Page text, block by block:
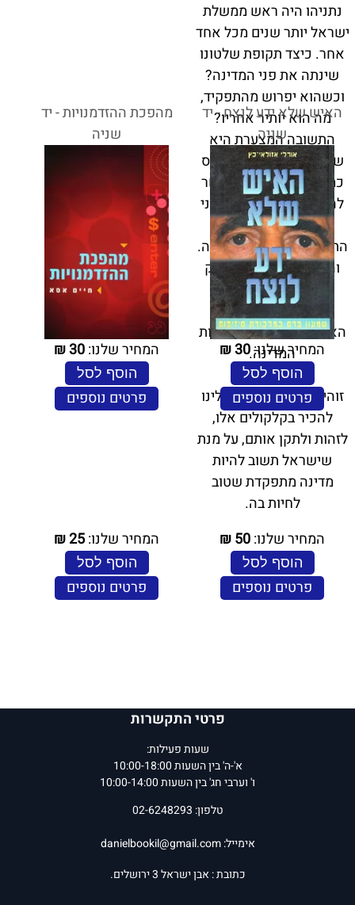
נתניהו היה ראש ממשלת
ישראל יותר שנים מכל אחד
אחר. כיצד תקופת שלטונו
שינתה את פני המדינה?
וכשהוא יפרוש מהתפקיד,
מה הוא יותיר אחריו?
התשובה המצערת היא
שנתניהו יותיר אחריו הרס
כמעט בכל תחום שאפשר
להעלותעל הדעת. מנגנוני
השלטון הדמוקרטי,
התקשורת, מנגנוני הרווחה.
והחמור ביותר: הוא פירק
את החברה הישראלית
והרס את האמון של
האזרחים זה בזה ובמוסדות
המדינה.
זוהי מורשת נתניהו, ועלינו
להכיר בקלקולים אלו,
לזהות ולתקן אותם, על מנת
שישראל תשוב להיות
מדינה מתפקדת שטוב
לחיות בה.
המחיר שלנו:50
₪
הוסף לסל
פרטים נוספים
המחיר שלנו:25
₪
הוסף לסל
פרטים נוספים
האיש שלא ידע לנצח - יד
שניה
המחיר שלנו:30
₪
הוסף לסל
פרטים נוספים
מהפכת ההזדמנויות - יד
שניה
המחיר שלנו:30
₪
הוסף לסל
פרטים נוספים
פרטי התקשרות
שעות פעילות:
א'-ה' בין השעות 10:00-18:00
ו' וערבי חג' בין השעות 10:00-14:00
טלפון: 02-6248293
אימייל:danielbookil@gmail.com
כתובת : אבן ישראל 3 ירושלים.